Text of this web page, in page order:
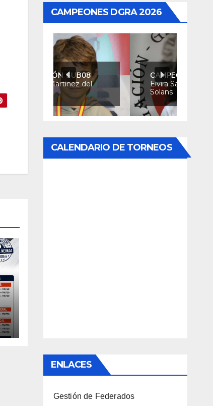
CAMPEONES DGRA 2026
CAMPEONA SUB08
Elvira Santamaría
Solans
CALENDARIO DE TORNEOS
ENLACES
Gestión de Federados